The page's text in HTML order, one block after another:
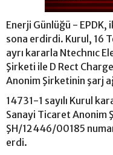
Enerji Günlüğü - EPDK,
sona erdirdi. Kurul, 16
ayrı kararla Ntechnıc
Şirketi ile D Rect
Anonim Şirketinin şarj
14731-1 sayılı Kurul
Sanayi Ticaret Anonim
ŞH/12446/00185
erdi.